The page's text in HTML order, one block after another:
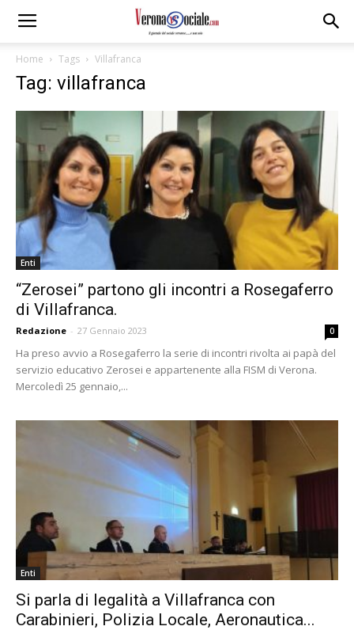
Home Tags Villafranca
Tag: villafranca
Enti
“Zerosei” partono gli incontri a Rosegaferro
di Villafranca.
Redazione - 27 Gennaio 2023 0
Ha preso avvio a Rosegaferro la serie di incontri rivolta ai papà del
servizio educativo Zerosei e appartenente alla FISM di Verona.
Mercoledì 25 gennaio,...
Enti
Si parla di legalità a Villafranca con
Carabinieri, Polizia Locale, Aeronautica...